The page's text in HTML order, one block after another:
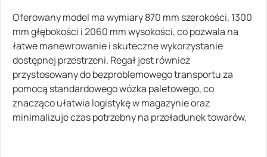
Oferowany model ma wymiary 870 mm szerokości, 1300
mm głębokości i 2060 mm wysokości, co pozwala na
łatwe manewrowanie i skuteczne wykorzystanie
dostępnej przestrzeni. Regał jest również
przystosowany do bezproblemowego transportu za
pomocą standardowego wózka paletowego, co
znacząco ułatwia logistykę w magazynie oraz
minimalizuje czas potrzebny na przeładunek towarów.